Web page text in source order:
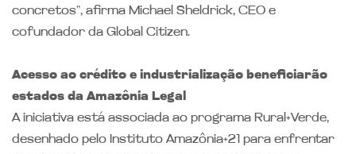
concretos”, afirma Michael Sheldrick, CEO e
cofundador da Global Citizen.
Acesso ao crédito e industrialização beneficiarão
estados da Amazônia Legal
A iniciativa está associada ao programa Rural+Verde,
desenhado pelo Instituto Amazônia+21 para enfrentar